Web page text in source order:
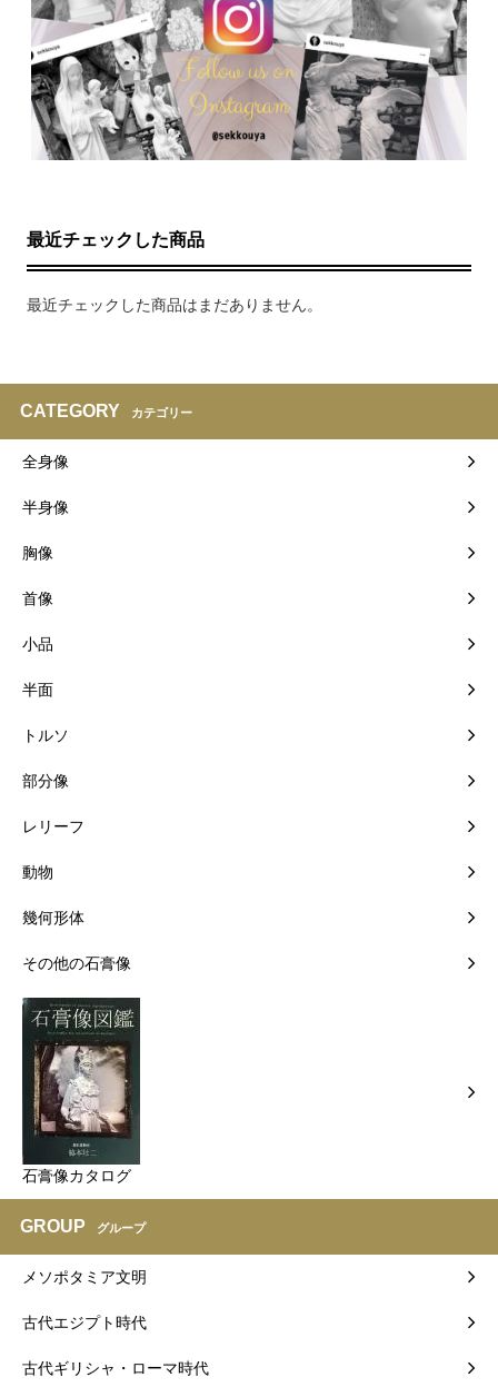
最近チェックした商品
最近チェックした商品はまだありません。
CATEGORY カテゴリー
全身像
半身像
胸像
首像
小品
半面
トルソ
部分像
レリーフ
動物
幾何形体
その他の石膏像
石膏像カタログ
GROUP グループ
メソポタミア文明
古代エジプト時代
古代ギリシャ・ローマ時代